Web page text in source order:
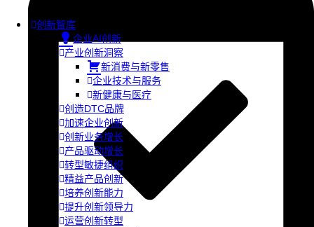
创新智库
企业AI创新
产业创新洞察
新消费与新零售
企业技术与服务
新健康与医疗
创造DTC品牌
加速企业创新
创新业务增长
产品驱动增长
转型敏捷组织
精益产品创新
培养创新能力
提升创新领导力
运营创新转型